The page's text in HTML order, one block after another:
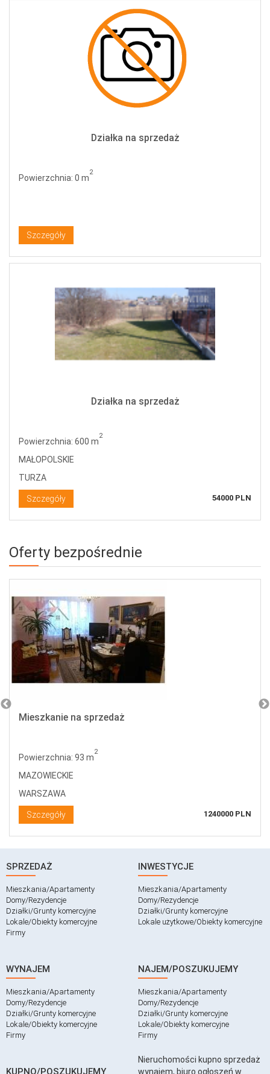
Działka na sprzedaż
Powierzchnia: 0 m
2
Szczegóły
Działka na sprzedaż
Powierzchnia: 600 m
2
MAŁOPOLSKIE
TURZA
Szczegóły 54000 PLN
Oferty bezpośrednie
Mieszkanie na sprzedaż
Powierzchnia: 93 m
2
MAZOWIECKIE
WARSZAWA
Szczegóły 1240000 PLN
SPRZEDAŻ
Mieszkania/Apartamenty
Domy/Rezydencje
Działki/Grunty komercyjne
Lokale/Obiekty komercyjne
Firmy
INWESTYCJE
Mieszkania/Apartamenty
Domy/Rezydencje
Działki/Grunty komercyjne
Lokale użytkowe/Obiekty komercyjne
WYNAJEM
Mieszkania/Apartamenty
Domy/Rezydencje
Działki/Grunty komercyjne
Lokale/Obiekty komercyjne
Firmy
NAJEM/POSZUKUJEMY
Mieszkania/Apartamenty
Domy/Rezydencje
Działki/Grunty komercyjne
Lokale/Obiekty komercyjne
Firmy
KUPNO/POSZUKUJEMY
Nieruchomości kupno sprzedaż
wynajem, biuro ogłoszeń w